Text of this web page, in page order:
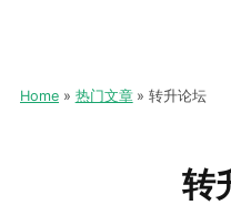
Home 热门文章 转升论坛
转